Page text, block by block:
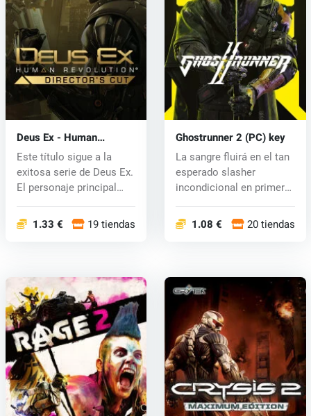
Deus Ex - Human
Revolution (PC) CD key
Este título sigue a la
exitosa serie de Deus Ex.
El personaje principal
1.33 € 19 tiendas
Ghostrunner 2 (PC) key
La sangre fluirá en el tan
esperado slasher
incondicional en primera
1.08 € 20 tiendas